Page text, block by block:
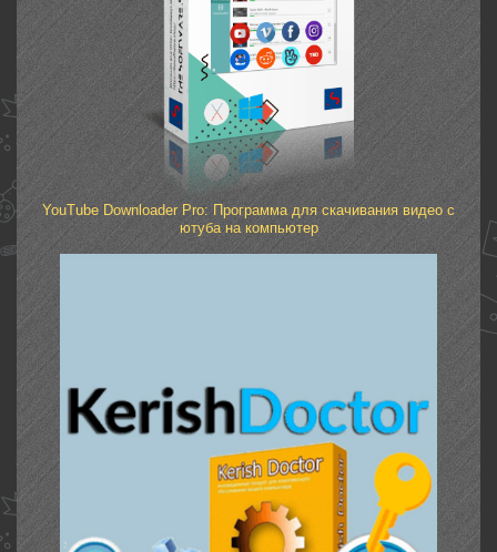
YouTube Downloader Pro: Программа для скачивания видео с
ютуба на компьютер